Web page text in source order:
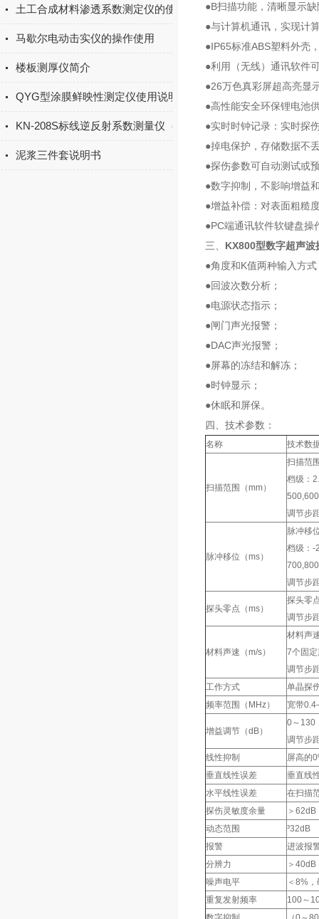
土工合成材料渗透系数测定仪的使用说明书
马歇尔电动击实仪的操作使用
楼板测厚仪简介
QYG型涂膜鲜映性测定仪使用说明书
KN-208S标线逆反射系数测量仪（实用版）
泥浆三件套说明书
●B扫描功能，清晰显示
●与计算机通讯，实现计
●IP65标准ABS塑料外壳
●利用（无线）通讯软件
●26万色真彩屏超高亮显
●高性能安全环保锂电池
●实时时钟记录：实时探
●掉电保护，存储数据不
●探伤参数可自动测试或
●数字抑制，不影响增益
●增益补偿：对表面粗糙
●PC端通讯软件软键盘操
三、 KX800型数字超声波
●角度和K值两种输入方式
●回波次数分析；
●电源状态指示；
●闸门声光报警；
●DAC声光报警；
●屏幕的冻结和解冻；
●时钟显示；
●休眠和屏保。
四、技术参数：
名称 技术数
扫描范围（mm）
扫描范
档级：
调节步
脉冲移位（ms）
脉冲移
档级：-
调节步
探头零点（ms）
探头零
调节步
材料声速（m/s）
材料声
7个固
调节步
工作方式
单晶探
频率范围（MHz）
宽带
增益调节（dB）
0～130
调节步
线性抑制
屏高的
垂直线性误差
垂直线
水平线性误差
在扫描
探伤灵敏度余量
＞
动态范围
³32dB
报警
进波报
分辨力
＞
噪声电平
＜8%
重复发射频率
100～